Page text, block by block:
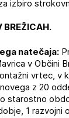
izbiro
BREŽICAH.
natečaja:
v Občini
vrtec, v
z 20
starostno
1 razvojni
javnih naročil
objave